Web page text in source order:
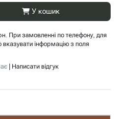
У кошик
При замовленні по телефону, для
вказувати інформацію з поля
Написати відгук